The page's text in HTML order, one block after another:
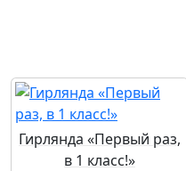
Гирлянда «Первый раз,
в 1 класс!»